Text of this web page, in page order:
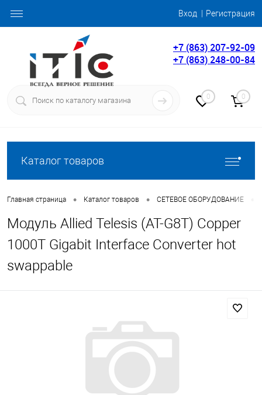
Вход Регистрация
+7 (863) 207-92-09
+7 (863) 248-00-84
0 0
Каталог товаров
Главная страница • Каталог товаров • СЕТЕВОЕ ОБОРУДОВАНИЕ
Модуль Allied Telesis (AT-G8T) Copper
1000T Gigabit Interface Converter hot
swappable